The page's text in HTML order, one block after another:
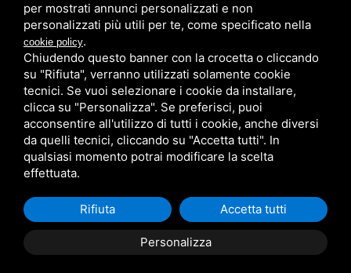
per mostrati annunci personalizzati e non
personalizzati più utili per te, come specificato nella
cookie policy.
Chiudendo questo banner con la crocetta o cliccando
su "Rifiuta", verranno utilizzati solamente cookie
tecnici. Se vuoi selezionare i cookie da installare,
clicca su "Personalizza". Se preferisci, puoi
acconsentire all'utilizzo di tutti i cookie, anche diversi
da quelli tecnici, cliccando su "Accetta tutti". In
qualsiasi momento potrai modificare la scelta
effettuata.
Personalizza
Rifiuta Accetta tutti